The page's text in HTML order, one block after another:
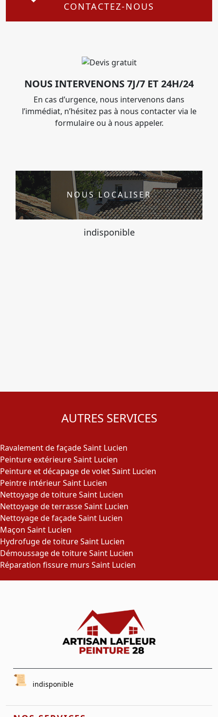
CONTACTEZ-NOUS
NOUS INTERVENONS 7J/7 ET 24H/24
En cas d’urgence, nous intervenons dans
l’immédiat, n’hésitez pas à nous contacter via le
formulaire ou à nous appeler.
NOUS LOCALISER
indisponible
AUTRES SERVICES
Ravalement de façade Saint Lucien
Peinture extérieure Saint Lucien
Peinture et décapage de volet Saint Lucien
Peintre intérieur Saint Lucien
Nettoyage de toiture Saint Lucien
Nettoyage de terrasse Saint Lucien
Nettoyage de façade Saint Lucien
Maçon Saint Lucien
Hydrofuge de toiture Saint Lucien
Démoussage de toiture Saint Lucien
Réparation fissure murs Saint Lucien
indisponible